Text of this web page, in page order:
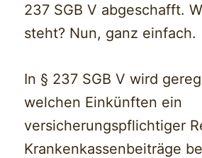
237 SGB V abgeschafft.
steht? Nun, ganz einfach.
In § 237 SGB V wird
welchen Einkünften ein
versicherungspflichtiger
Krankenkassenbeiträge